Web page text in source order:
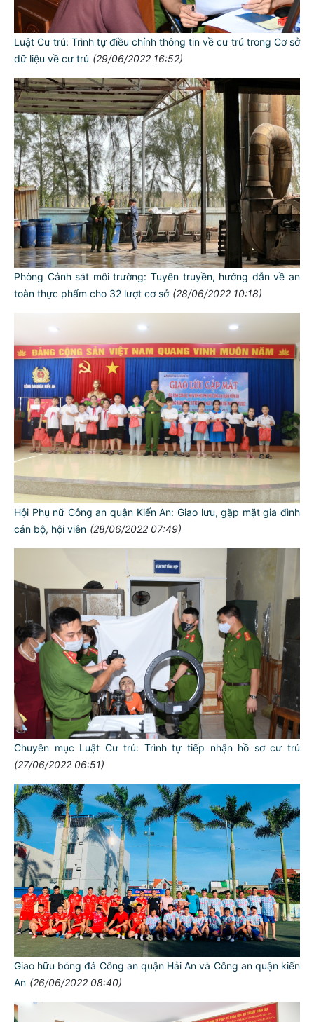
Luật Cư trú: Trình tự điều chỉnh thông tin về cư trú trong Cơ sở
dữ liệu về cư trú (29/06/2022 16:52)
Phòng Cảnh sát môi trường: Tuyên truyền, hướng dẫn về an
toàn thực phẩm cho 32 lượt cơ sở (28/06/2022 10:18)
Hội Phụ nữ Công an quận Kiến An: Giao lưu, gặp mặt gia đình
cán bộ, hội viên (28/06/2022 07:49)
Chuyên mục Luật Cư trú: Trình tự tiếp nhận hồ sơ cư trú
(27/06/2022 06:51)
Giao hữu bóng đá Công an quận Hải An và Công an quận kiến
An (26/06/2022 08:40)